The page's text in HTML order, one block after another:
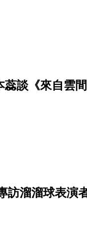
談《來自雲
訪溜溜球表演